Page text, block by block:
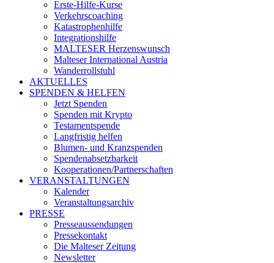
Erste-Hilfe-Kurse
Verkehrscoaching
Katastrophenhilfe
Integrationshilfe
MALTESER Herzenswunsch
Malteser International Austria
Wanderrollstuhl
AKTUELLES
SPENDEN & HELFEN
Jetzt Spenden
Spenden mit Krypto
Testamentspende
Langfristig helfen
Blumen- und Kranzspenden
Spendenabsetzbarkeit
Kooperationen/Partnerschaften
VERANSTALTUNGEN
Kalender
Veranstaltungsarchiv
PRESSE
Presseaussendungen
Pressekontakt
Die Malteser Zeitung
Newsletter